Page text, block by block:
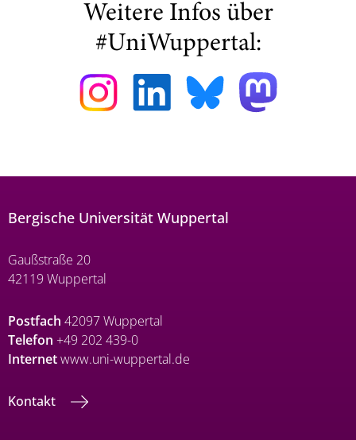
Weitere Infos über
#UniWuppertal:
Bergische Universität Wuppertal
Gaußstraße 20
42119 Wuppertal
Postfach 42097 Wuppertal
Telefon +49 202 439-0
Internetwww.uni-wuppertal.de
Kontakt